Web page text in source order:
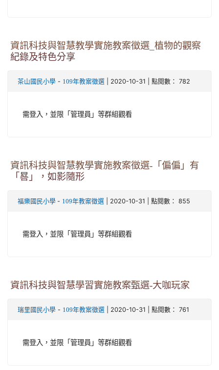
資訊科技與智慧教學實施教案徵選_植物的觀察
紀錄及特色分享
茶山國民小學 - 109年教案徵選 | 2020-10-31 | 點閱數： 782
需登入，並限「管理員」等群組觀看
資訊科技與智慧教學實施教案徵選-「偏偏」有
「晷」，如影隨形
福樂國民小學 - 109年教案徵選 | 2020-10-31 | 點閱數： 855
需登入，並限「管理員」等群組觀看
資訊科技與智慧學習實施教案甄選-大咖玩家
瑞里國民小學 - 109年教案徵選 | 2020-10-31 | 點閱數： 761
需登入，並限「管理員」等群組觀看